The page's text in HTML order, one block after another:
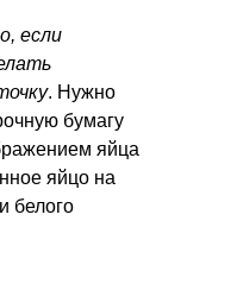
если
. Нужно
бумагу
яйца
яйцо на
белого